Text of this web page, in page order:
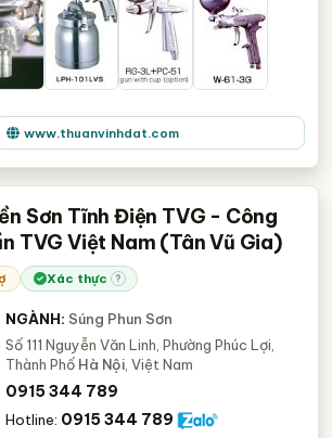
www.thuanvinhdat.com
Sơn Tĩnh Điện TVG - Công
TVG Việt Nam (Tân Vũ Gia)
Xác thực ?
NGÀNH: Súng Phun Sơn
Số 111 Nguyễn Văn Linh, Phường Phúc Lợi,
Thành Phố Hà Nội , Việt Nam
0915 344 789
Hotline: 0915 344 789